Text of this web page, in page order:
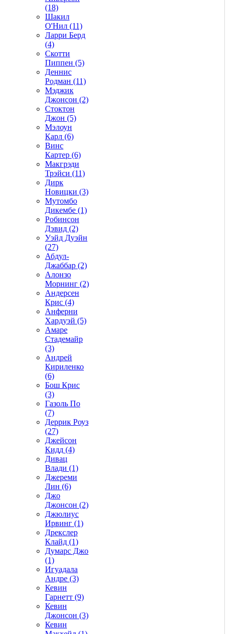
(18)
Шакил
О'Нил (11)
Ларри Берд
(4)
Скотти
Пиппен (5)
Деннис
Родман (11)
Мэджик
Джонсон (2)
Стоктон
Джон (5)
Мэлоун
Карл (6)
Винс
Картер (6)
Макгрэди
Трэйси (11)
Дирк
Новицки (3)
Мутомбо
Дикембе (1)
Робинсон
Дэвид (2)
Уэйд Дуэйн
(27)
Абдул-
Джаббар (2)
Алонзо
Морнинг (2)
Андерсен
Крис (4)
Анферни
Xардуэй (5)
Амаре
Стадемайр
(3)
Андрей
Кириленко
(6)
Бош Крис
(3)
Газоль По
(7)
Деррик Роуз
(27)
Джейсон
Кидд (4)
Дивац
Влади (1)
Джереми
Лин (6)
Джо
Джонсон (2)
Джюлиус
Ирвинг (1)
Дрекслер
Клайд (1)
Думарс Джо
(1)
Игуадала
Андре (3)
Кевин
Гарнетт (9)
Кевин
Джонсон (3)
Кевин